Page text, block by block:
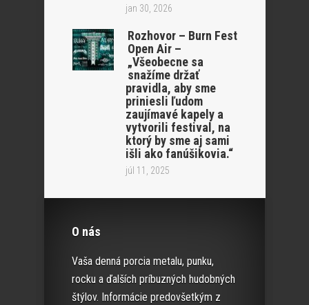
jan 30, 2026
Rozhovor – Burn Fest
Open Air –
„Všeobecne sa
snažíme držať
pravidla, aby sme
priniesli ľudom
zaujímavé kapely a
vytvorili festival, na
ktorý by sme aj sami
išli ako fanúšikovia.“
júl 11, 2025
O nás
Vaša denná porcia metalu, punku,
rocku a ďalších príbuzných hudobných
štýlov. Informácie predovšetkým z